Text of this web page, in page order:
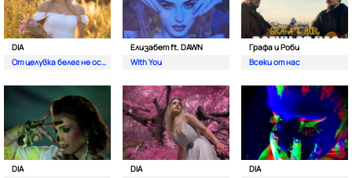
DIA
От целувка белег не остава
Елизабет ft. DAWN
With You
Графа и Роби
Всеки от нас
DIA
DIA
DIA